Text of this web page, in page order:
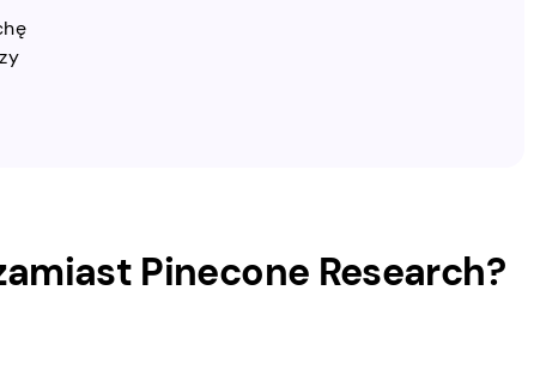
Pinecone Research?